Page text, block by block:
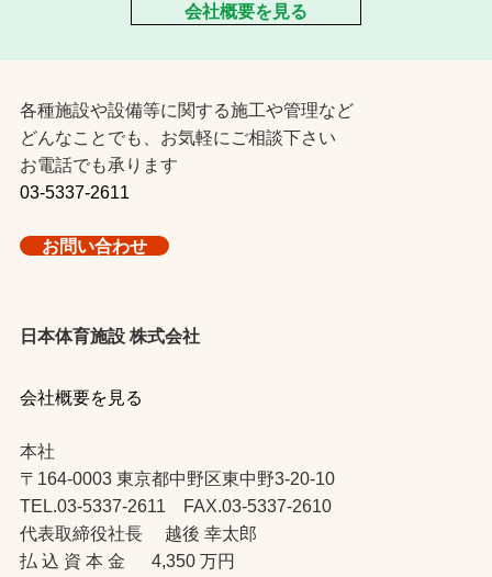
会社概要を見る
各種施設や設備等に関する施工や管理など
どんなことでも、お気軽にご相談下さい
お電話でも承ります
03-5337-2611
お問い合わせ
日本体育施設 株式会社
会社概要を見る
本社
〒164-0003 東京都中野区東中野3-20-10
TEL.03-5337-2611 FAX.03-5337-2610
代表取締役社長 越後 幸太郎
払 込 資 本 金 4,350 万円